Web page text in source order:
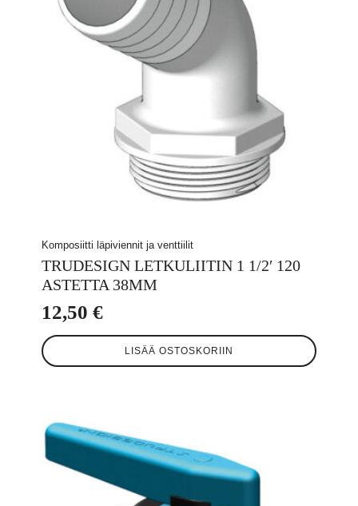
Komposiitti läpiviennit ja venttiilit
TRUDESIGN LETKULIITIN 1 1/2′ 120
ASTETTA 38MM
12,50 €
LISÄÄ OSTOSKORIIN